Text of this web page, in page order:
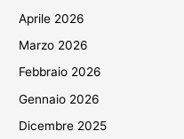
Aprile 2026
Marzo 2026
Febbraio 2026
Gennaio 2026
Dicembre 2025